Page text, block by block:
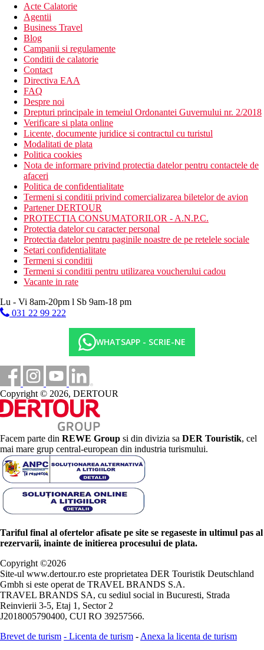
Acte Calatorie
Agentii
Business Travel
Blog
Campanii si regulamente
Conditii de calatorie
Contact
Directiva EAA
FAQ
Despre noi
Drepturi principale in temeiul Ordonantei Guvernului nr. 2/2018
Verificare si plata online
Licente, documente juridice si contractul cu turistul
Modalitati de plata
Politica cookies
Nota de informare privind protectia datelor pentru contactele de
afaceri
Politica de confidentialitate
Termeni si conditii privind comercializarea biletelor de avion
Partener DERTOUR
PROTECTIA CONSUMATORILOR - A.N.P.C.
Protectia datelor cu caracter personal
Protectia datelor pentru paginile noastre de pe retelele sociale
Setari confidentialitate
Termeni si conditii
Termeni si conditii pentru utilizarea voucherului cadou
Vacante in rate
Lu - Vi 8am-20pm l Sb 9am-18 pm
031 22 99 222
WHATSAPP - SCRIE-NE
Copyright © 2026, DERTOUR
Facem parte din REWE Group si din divizia sa DER Touristik, cel
mai mare grup central-european din industria turismului.
Tariful final al ofertelor afisate pe site se regaseste in ultimul pas al
rezervarii, inainte de initierea procesului de plata.
Copyright ©2026
Site-ul www.dertour.ro este proprietatea DER Touristik Deutschland
Gmbh si este operat de TRAVEL BRANDS S.A.
TRAVEL BRANDS SA, cu sediul social in Bucuresti, Strada
Reinvierii 3-5, Etaj 1, Sector 2
J2018005790400, CUI RO 39257566.
Brevet de turism - Licenta de turism - Anexa la licenta de turism